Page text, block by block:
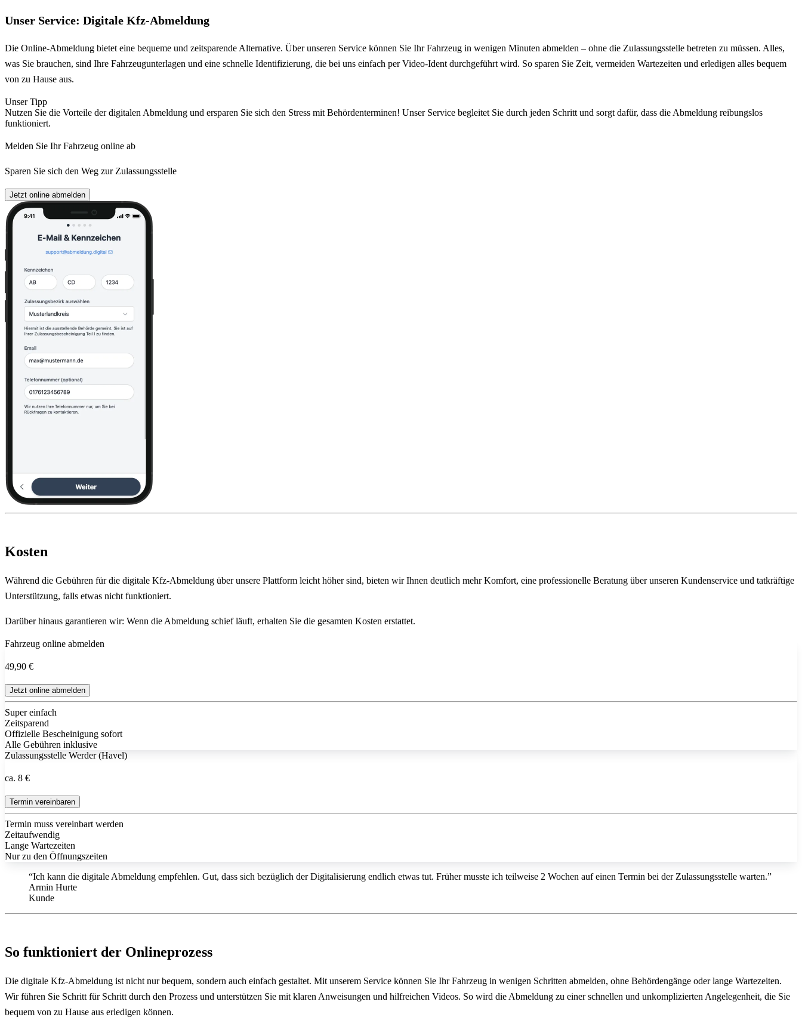
Unser Service: Digitale Kfz-Abmeldung
Die Online-Abmeldung bietet eine bequeme und zeitsparende Alternative. Über unseren Service können Sie Ihr Fahrzeug in wenigen Minuten abmelden – ohne die Zulassungsstelle betreten zu müssen. Alles,
was Sie brauchen, sind Ihre Fahrzeugunterlagen und eine schnelle Identifizierung, die bei uns einfach per Video-Ident durchgeführt wird. So sparen Sie Zeit, vermeiden Wartezeiten und erledigen alles bequem
von zu Hause aus.
Unser Tipp
Nutzen Sie die Vorteile der digitalen Abmeldung und ersparen Sie sich den Stress mit Behördenterminen! Unser Service begleitet Sie durch jeden Schritt und sorgt dafür, dass die Abmeldung reibungslos
funktioniert.
Melden Sie Ihr Fahrzeug online ab
Sparen Sie sich den Weg zur Zulassungsstelle
Jetzt online abmelden
Kosten
Während die Gebühren für die digitale Kfz-Abmeldung über unsere Plattform leicht höher sind, bieten wir Ihnen deutlich mehr Komfort, eine professionelle Beratung über unseren Kundenservice und tatkräftige
Unterstützung, falls etwas nicht funktioniert.
Darüber hinaus garantieren wir: Wenn die Abmeldung schief läuft, erhalten Sie die gesamten Kosten erstattet.
Fahrzeug online abmelden
49,90 €
Jetzt online abmelden
Super einfach
Zeitsparend
Offizielle Bescheinigung sofort
Alle Gebühren inklusive
Zulassungsstelle Werder (Havel)
ca. 8 €
Termin vereinbaren
Termin muss vereinbart werden
Zeitaufwendig
Lange Wartezeiten
Nur zu den Öffnungszeiten
“Ich kann die digitale Abmeldung empfehlen. Gut, dass sich bezüglich der Digitalisierung endlich etwas tut. Früher musste ich teilweise 2 Wochen auf einen Termin bei der Zulassungsstelle warten.”
Armin Hurte
Kunde
So funktioniert der Onlineprozess
Die digitale Kfz-Abmeldung ist nicht nur bequem, sondern auch einfach gestaltet. Mit unserem Service können Sie Ihr Fahrzeug in wenigen Schritten abmelden, ohne Behördengänge oder lange Wartezeiten.
Wir führen Sie Schritt für Schritt durch den Prozess und unterstützen Sie mit klaren Anweisungen und hilfreichen Videos. So wird die Abmeldung zu einer schnellen und unkomplizierten Angelegenheit, die Sie
bequem von zu Hause aus erledigen können.